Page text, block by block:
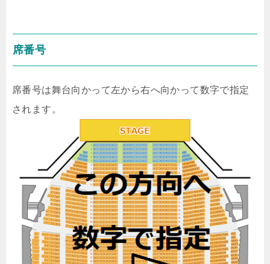
席番号
席番号は舞台向かって左から右へ向かって数字で指定
されます。